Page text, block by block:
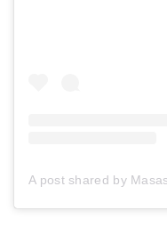
A post shared by